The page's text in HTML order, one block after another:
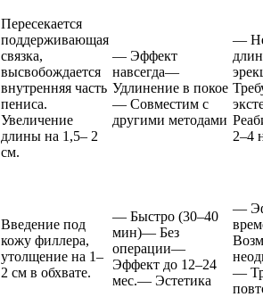
Пересекается
поддерживающая
связка,
высвобождается
внутренняя часть
пениса.
Увеличение
длины на 1,5– 2
см.
— Эффект
навсегда—
Удлинение в покое
— Совместим с
другими методами
— Не
2–4
Введение под
кожу филлера,
утолщение на 1–
2 см в обхвате.
— Быстро (30–40
мин)— Без
операции—
Эффект до 12–24
мес.— Эстетика
—
—